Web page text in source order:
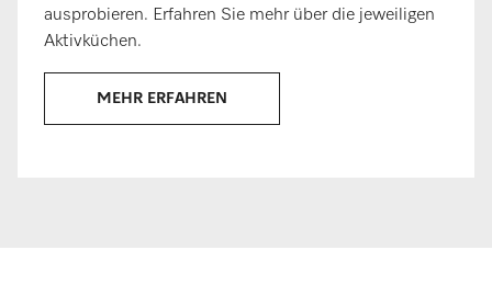
ausprobieren. Erfahren Sie mehr über die jeweiligen
Aktivküchen.
MEHR ERFAHREN